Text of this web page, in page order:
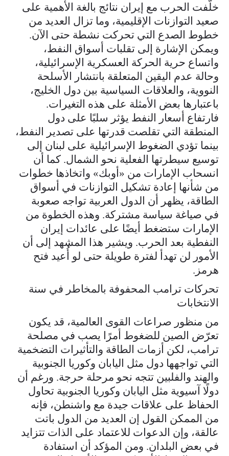
خلّفت الحرب مع إيران نتائج بالغة الأهمية على
صعيد التوازنات الإقليمية، وما تزال العديد من
خطوط الصدع التي تحركت نشطة حتى الآن.
ويمكن الإشارة إلى تقلبات أسواق النفط،
واتساع حرية الحركة العسكرية الإسرائيلية،
وحالة عدم اليقين المتعلقة بانتشار الأسلحة
النووية، والعلاقات السياسية بين دول الخليج،
باعتبارها بعض الأمثلة على هذه التغيرات.
فارتفاع أسعار النفط يؤثر سلبًا على دول
المنطقة التي تقلصت قدرتها على تصدير النفط،
بينما تؤدي الضغوط الإسرائيلية على لبنان إلى
توسيع سيطرتها الفعلية نحو الشمال. كما أن
انسحاب الإمارات من «أوبك» واتخاذها خطوات
من شأنها إعادة تشكيل التوازنات في أسواق
الطاقة، يظهر أن الدول العربية تواجه صعوبة
في صياغة سياسة مشتركة. وهذه الخطوة من
الإمارات ستضغط أيضًا على عائدات إيران
النفطية بعد الحرب. ويشير هذا المشهد إلى أن
الأمور لن تهدأ لفترة طويلة حتى لو أُعيد فتح
هرمز.
تحركات ترامب المحفوفة بالمخاطر في سنة
الانتخابات
من منظور صراعات القوى العالمية، قد يكون
تعرّض الصين للضغوط أمرًا يصب في مصلحة
ترامب، لكن أزمات الطاقة والتأثيرات التضخمية
التي تواجهها دول مثل اليابان وكوريا الجنوبية
والهند والفلبين تتجه نحو مرحلة حرجة. ورغم أن
دولًا آسيوية مثل اليابان وكوريا الجنوبية تحاول
الحفاظ على علاقات جيدة مع واشنطن، فإنه
من الممكن القول إن العديد من الدول باتت
عالقة، وإن الدعوات للاعتماد على الذات تتزايد
في بعض البلدان. ومن المؤكد أن استفادة